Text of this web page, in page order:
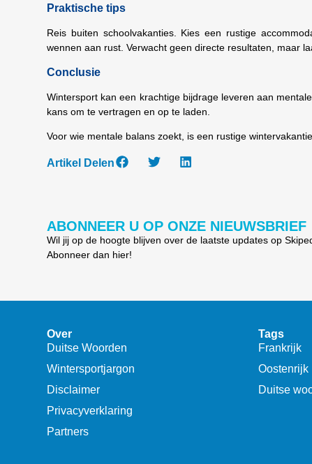
Praktische tips
Reis buiten schoolvakanties. Kies een rustige
wennen aan rust. Verwacht geen directe resultaten, maar
Conclusie
Wintersport kan een krachtige bijdrage leveren aan
kans om te vertragen en op te laden.
Voor wie mentale balans zoekt, is een rustige
Artikel Delen
ABONNEER U OP ONZE NIEUWSBRIEF
Wil jij op de hoogte blijven over de laatste updates op
Abonneer dan hier!
Over
Duitse Woorden
Wintersportjargon
Disclaimer
Privacyverklaring
Partners
Tags
Frankrijk
Oostenrijk
Duitse